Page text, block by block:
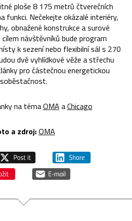
ploše 8 175 metrů čtverečních
funkci. Nečekejte okázalé interiéry,
obnažené konstrukce a surové
návštěvníků bude program
k sezení nebo flexibilní sál s 270
dvě vyhlídkové věže a střechu
pro částečnou energetickou
soběstačnost.
na témaOMA aChicago
a zdroj:OMA